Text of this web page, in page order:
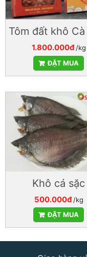
Tôm đất khô Cà
1.800.000đ /kg
ĐẶT MUA
Khô cá sặc
500.000đ /kg
ĐẶT MUA